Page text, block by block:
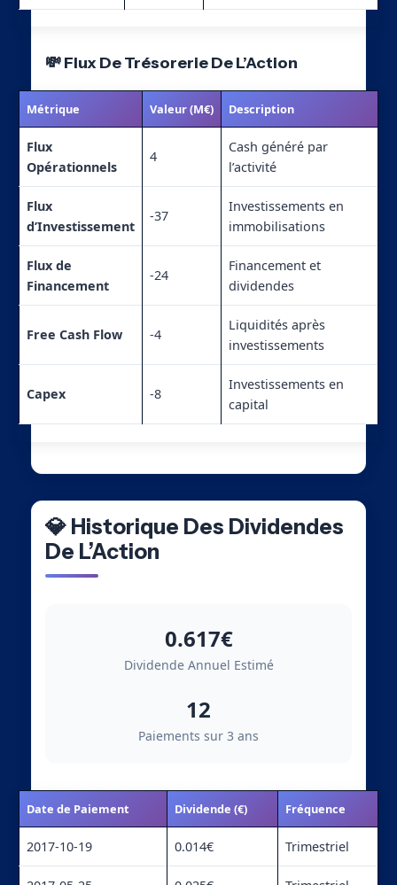
💸 Flux De Trésorerie De L’Action
Métrique Valeur (M€) Description
Flux
Opérationnels
4
Cash généré par
l’activité
Flux
d’Investissement
-37
Investissements en
immobilisations
Flux de
Financement
-24
Financement et
dividendes
Free Cash Flow -4
Liquidités après
investissements
Capex -8
Investissements en
capital
💎 Historique Des Dividendes
De L’Action
0.617€
Dividende Annuel Estimé
12
Paiements sur 3 ans
Date de Paiement Dividende (€) Fréquence
2017-10-19 0.014€ Trimestriel